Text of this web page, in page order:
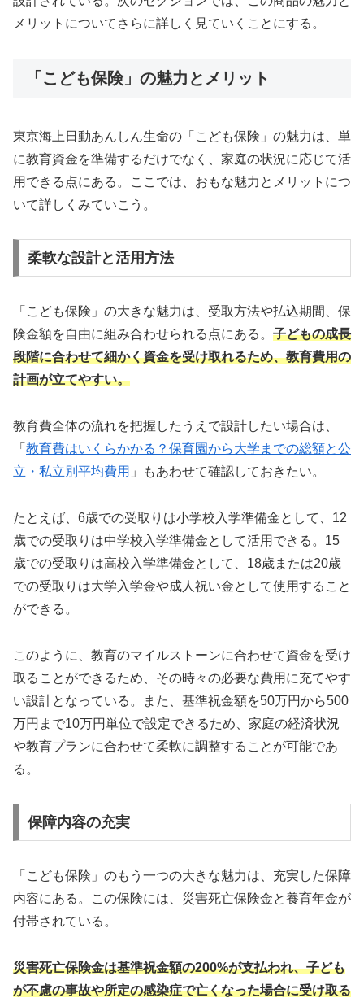
メリットについてさらに詳しく見ていくことにする。
「こども保険」の魅力とメリット
東京海上日動あんしん生命の「こども保険」の魅力は、単
に教育資金を準備するだけでなく、家庭の状況に応じて活
用できる点にある。ここでは、おもな魅力とメリットにつ
いて詳しくみていこう。
柔軟な設計と活用方法
「こども保険」の大きな魅力は、受取方法や払込期間、保
険金額を自由に組み合わせられる点にある。 子どもの成長
段階に合わせて細かく資金を受け取れるため、教育費用の
計画が立てやすい。
教育費全体の流れを把握したうえで設計したい場合は、
「 教育費はいくらかかる？保育園から大学までの総額と公
立・私立別平均費用 」もあわせて確認しておきたい。
たとえば、6歳での受取りは小学校入学準備金として、12
歳での受取りは中学校入学準備金として活用できる。15
歳での受取りは高校入学準備金として、18歳または20歳
での受取りは大学入学金や成人祝い金として使用すること
ができる。
このように、教育のマイルストーンに合わせて資金を受け
取ることができるため、その時々の必要な費用に充てやす
い設計となっている。また、基準祝金額を50万円から500
万円まで10万円単位で設定できるため、家庭の経済状況
や教育プランに合わせて柔軟に調整することが可能であ
る。
保障内容の充実
「こども保険」のもう一つの大きな魅力は、充実した保障
内容にある。この保険には、災害死亡保険金と養育年金が
付帯されている。
災害死亡保険金は基準祝金額の200%が支払われ、子ども
が不慮の事故や所定の感染症で亡くなった場合に受け取る